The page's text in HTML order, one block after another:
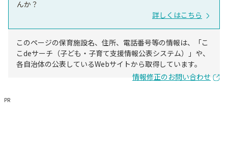
んか？
詳しくはこちら
このページの保育施設名、住所、電話番号等の情報は、「こ
こdeサーチ（子ども・子育て支援情報公表システム）」や、
各自治体の公表しているWebサイトから取得しています。
情報修正のお問い合わせ
PR